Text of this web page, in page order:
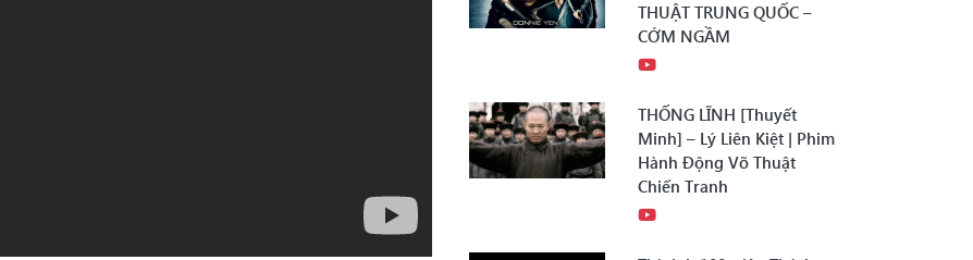
THUẬT TRUNG QUỐC –
CỚM NGẦM
THỐNG LĨNH [Thuyết
Minh] – Lý Liên Kiệt | Phim
Hành Động Võ Thuật
Chiến Tranh